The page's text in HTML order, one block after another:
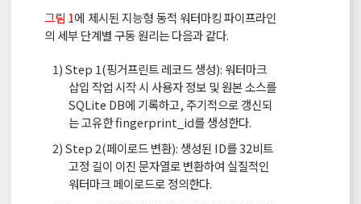
그림 1에 제시된 지능형 동적 워터마킹 파이프라인
의 세부 단계별 구동 원리는 다음과 같다.
1) Step 1(핑거프린트 레코드 생성): 워터마크
삽입 작업 시작 시 사용자 정보 및 원본 소스를
SQLite DB에 기록하고, 주기적으로 갱신되
는 고유한 fingerprint_id를 생성한다.
2) Step 2(페이로드 변환): 생성된 ID를 32비트
고정 길이 이진 문자열로 변환하여 실질적인
워터마크 페이로드로 정의한다.